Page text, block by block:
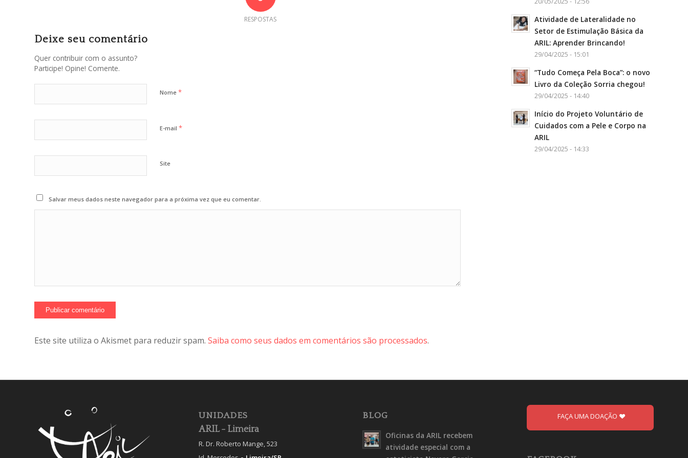
RESPOSTAS
Deixe seu comentário
Quer contribuir com o assunto?
Participe! Opine! Comente.
Nome *
E-mail *
Site
Salvar meus dados neste navegador para a próxima vez que eu comentar.
Este site utiliza o Akismet para reduzir spam. Saiba como seus dados em comentários são processados.
Atividade de Lateralidade no
Setor de Estimulação Básica da
ARIL: Aprender Brincando!
29/04/2025 - 15:01
“Tudo Começa Pela Boca”: o novo
Livro da Coleção Sorria chegou!
29/04/2025 - 14:40
Início do Projeto Voluntário de
Cuidados com a Pele e Corpo na
ARIL
29/04/2025 - 14:33
UNIDADES
ARIL - Limeira
R. Dr. Roberto Mange, 523
BLOG
Oficinas da ARIL recebem
atividade especial com a
FAÇA UMA DOAÇÃO